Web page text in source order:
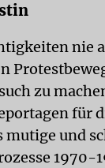
nie
zu
für
und
1970-